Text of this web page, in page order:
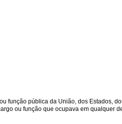
função pública da União, dos Estados,
ou função que ocupava em qualquer